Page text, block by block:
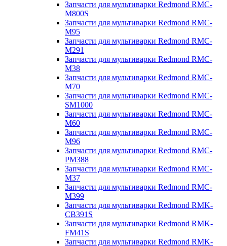
Запчасти для мультиварки Redmond RMC-
M800S
Запчасти для мультиварки Redmond RMC-
M95
Запчасти для мультиварки Redmond RMC-
M291
Запчасти для мультиварки Redmond RMC-
M38
Запчасти для мультиварки Redmond RMC-
M70
Запчасти для мультиварки Redmond RMC-
SM1000
Запчасти для мультиварки Redmond RMC-
M60
Запчасти для мультиварки Redmond RMC-
M96
Запчасти для мультиварки Redmond RMC-
PM388
Запчасти для мультиварки Redmond RMC-
M37
Запчасти для мультиварки Redmond RMC-
M399
Запчасти для мультиварки Redmond RMK-
CB391S
Запчасти для мультиварки Redmond RMK-
FM41S
Запчасти для мультиварки Redmond RMK-